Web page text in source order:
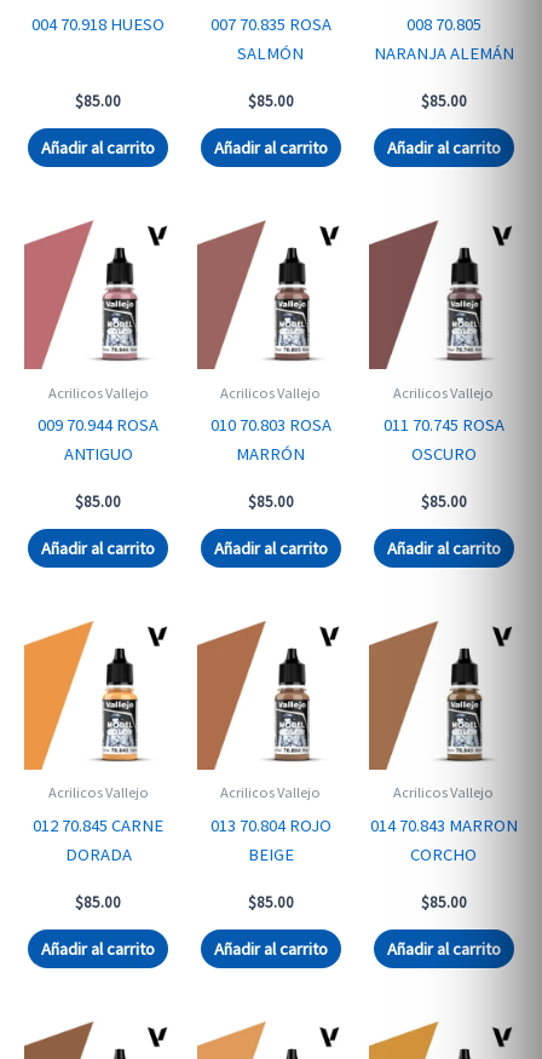
004 70.918 HUESO
$85.00
Añadir al carrito
007 70.835 ROSA
SALMÓN
$85.00
Añadir al carrito
008 70.805
NARANJA ALEMÁN
$85.00
Añadir al carrito
Acrilicos Vallejo
009 70.944 ROSA
ANTIGUO
$85.00
Añadir al carrito
Acrilicos Vallejo
010 70.803 ROSA
MARRÓN
$85.00
Añadir al carrito
Acrilicos Vallejo
011 70.745 ROSA
OSCURO
$85.00
Añadir al carrito
Acrilicos Vallejo
012 70.845 CARNE
DORADA
$85.00
Añadir al carrito
Acrilicos Vallejo
013 70.804 ROJO
BEIGE
$85.00
Añadir al carrito
Acrilicos Vallejo
014 70.843 MARRON
CORCHO
$85.00
Añadir al carrito